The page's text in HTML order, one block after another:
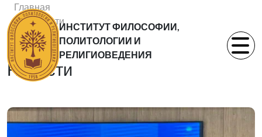
ИНСТИТУТ ФИЛОСОФИИ,
ПОЛИТОЛОГИИ И
РЕЛИГИОВЕДЕНИЯ
Главная
Новости
Статьи
Новости